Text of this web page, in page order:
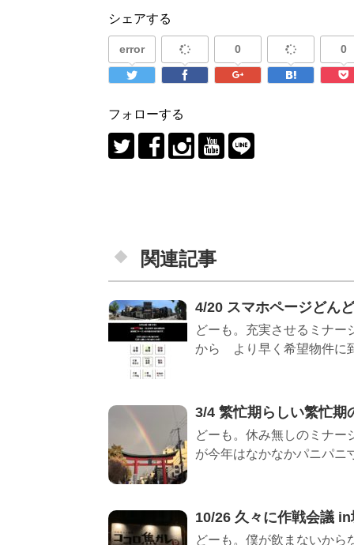
シェアする
error 0 0
フォローする
関連記事
4/20 スマホページどん
どーも。充実させるミナー
から より早く希望物件に
3/4 繁忙期らしい繁忙期
どーも。休み無しのミナー
が今年はなかなかパニパ
10/26 久々に作戦会議
どーも。僕が飲まないから